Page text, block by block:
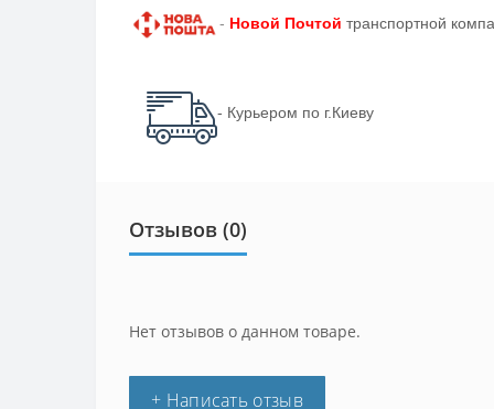
- Новой Почтой транспортной
- Курьером по г.Киеву
Отзывов (0)
Нет отзывов о данном товаре.
+ Написать отзыв